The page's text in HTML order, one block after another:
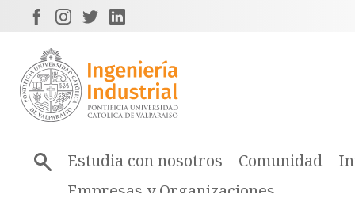
Estudia con nosotros Comunidad
Empresas y Organizaciones